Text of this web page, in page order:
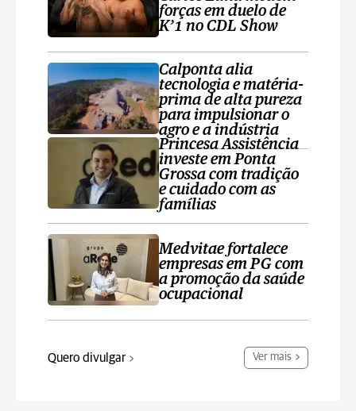
forças em duelo de
K’1 no CDL Show
Calponta alia
tecnologia e matéria-
prima de alta pureza
para impulsionar o
agro e a indústria
Princesa Assistência
investe em Ponta
Grossa com tradição
e cuidado com as
famílias
Medvitae fortalece
empresas em PG com
a promoção da saúde
ocupacional
Quero divulgar Ver mais